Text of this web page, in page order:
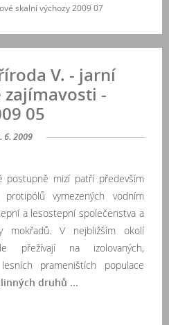
skalní výchozy 2009 07
V. - jarní
-
05
6. 2009
postupně mizí patří především
vymezených vodním
a lesostepní společenstva a
mokřadů. V nejbližším okolí
přežívají na izolovaných,
prameništích populace
druhů ...